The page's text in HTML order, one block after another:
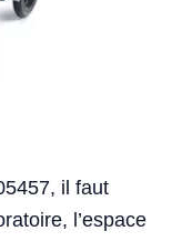
il faut
l’espace